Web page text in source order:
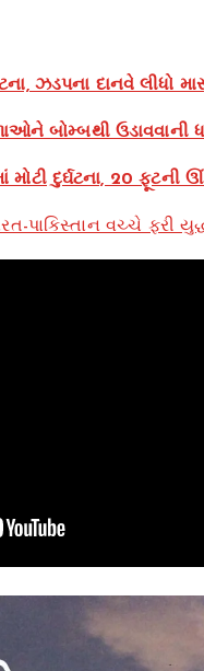
ઝડપના દાનવે લીધો
બોમ્બથી
મોટી દુર્ઘટના, 20
પાકિસ્તાન વચ્ચે ફરી